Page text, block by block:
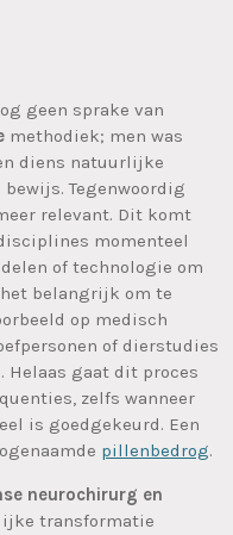
geen sprake van
methodiek; men was
diens natuurlijke
Tegenwoordig
relevant. Dit komt
momenteel
of technologie om
belangrijk om te
op medisch
of dierstudies
Helaas gaat dit proces
zelfs wanneer
is goedgekeurd. Een
pillenbedrog.
neurochirurg en
transformatie